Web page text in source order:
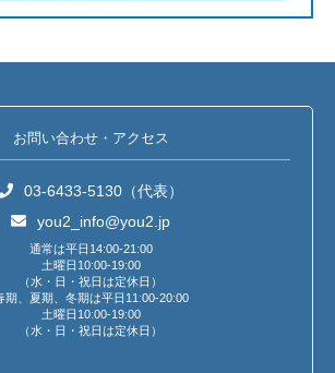
お問い合わせ・アクセス
03-6433-5130（代表）
you2_info@you2.jp
通常は平日14:00-21:00
土曜日10:00-19:00
（水・日・祝日は定休日）
期、夏期、冬期は平日11:00-20:00
土曜日10:00-19:00
（水・日・祝日は定休日）